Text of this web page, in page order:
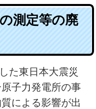
測定等の廃
た東日本大震災
子力発電所の事
による影響が出